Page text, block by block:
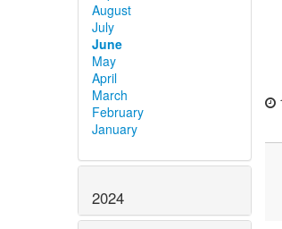
August
July
June
May
April
March
February
January
2024